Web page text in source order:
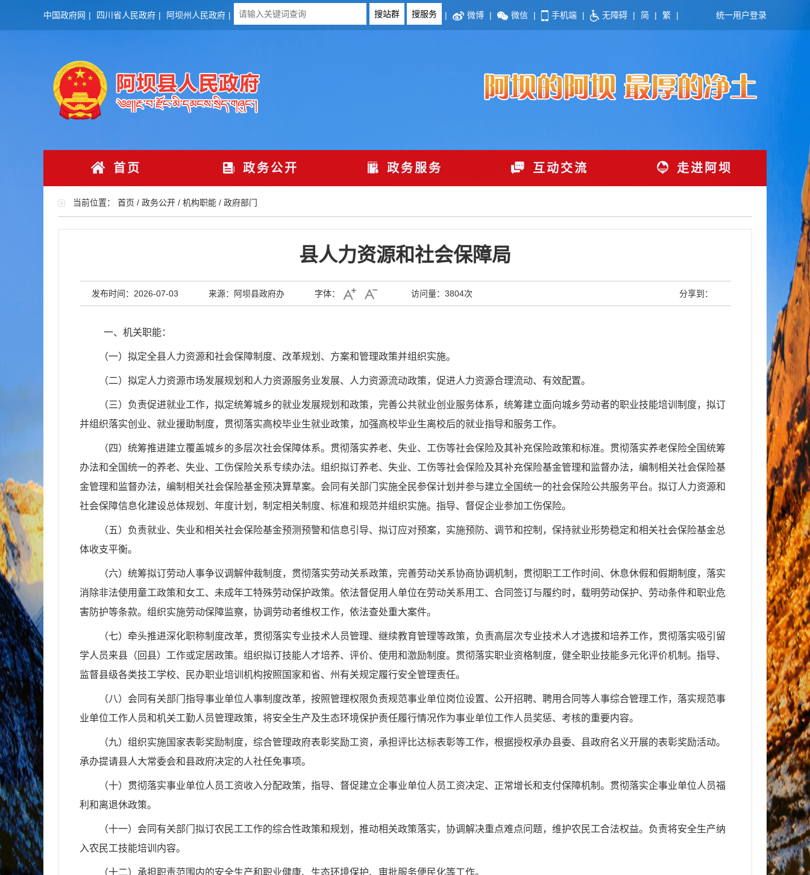
中国政府网 | 四川省人民政府 | 阿坝州人民政府 | | 微博 | 微信 | 手机端 | 无障碍 | 简 | 繁 | 统一用户登录
首页 政务公开 政务服务 互动交流 走进阿坝
当前位置： 首页 / 政务公开 / 机构职能 / 政府部门
县人力资源和社会保障局
发布时间：2026-07-03 来源：阿坝县政府办 字体： 访问量： 3804次 分享到：
一、 机关职能：
（一）拟定全县人力资源和社会保障制度、改革规划、方案和管理政策并组织实施。
（二）拟定人力资源市场发展规划和人力资源服务业发展、人力资源流动政策，促进人力资源合理流动、有效配置。
（三）负责促进就业工作，拟定统筹城乡的就业发展规划和政策，完善公共就业创业服务体系，统筹建立面向城乡劳动者的职业技能培训制度，拟订
并组织落实创业、就业援助制度，贯彻落实高校毕业生就业政策，加强高校毕业生离校后的就业指导和服务工作。
（四）统筹推进建立覆盖城乡的多层次社会保障体系。贯彻落实养老、失业、工伤等社会保险及其补充保险政策和标准。贯彻落实养老保险全国统筹
办法和全国统一的养老、失业、工伤保险关系专续办法。组织拟订养老、失业、工伤等社会保险及其补充保险基金管理和监督办法，编制相关社会保险基
金管理和监督办法，编制相关社会保险基金预决算草案。会同有关部门实施全民参保计划并参与建立全国统一的社会保险公共服务平台。拟订人力资源和
社会保障信息化建设总体规划、年度计划，制定相关制度、标准和规范并组织实施。指导、督促企业参加工伤保险。
（五）负责就业、失业和相关社会保险基金预测预警和信息引导、拟订应对预案，实施预防、调节和控制，保持就业形势稳定和相关社会保险基金总
体收支平衡。
（六）统筹拟订劳动人事争议调解仲裁制度，贯彻落实劳动关系政策，完善劳动关系协商协调机制，贯彻职工工作时间、休息休假和假期制度，落实
消除非法使用童工政策和女工、未成年工特殊劳动保护政策。依法督促用人单位在劳动关系用工、合同签订与履约时，载明劳动保护、劳动条件和职业危
害防护等条款。组织实施劳动保障监察，协调劳动者维权工作，依法查处重大案件。
（七）牵头推进深化职称制度改革，贯彻落实专业技术人员管理、继续教育管理等政策，负责高层次专业技术人才选拔和培养工作，贯彻落实吸引留
学人员来县（回县）工作或定居政策。组织拟订技能人才培养、评价、使用和激励制度。贯彻落实职业资格制度，健全职业技能多元化评价机制。指导、
监督县级各类技工学校、民办职业培训机构按照国家和省、州有关规定履行安全管理责任。
（八）会同有关部门指导事业单位人事制度改革，按照管理权限负责规范事业单位岗位设置、公开招聘、聘用合同等人事综合管理工作，落实规范事
业单位工作人员和机关工勤人员管理政策，将安全生产及生态环境保护责任履行情况作为事业单位工作人员奖惩、考核的重要内容。
（九）组织实施国家表彰奖励制度，综合管理政府表彰奖励工资，承担评比达标表彰等工作，根据授权承办县委、县政府名义开展的表彰奖励活动。
承办提请县人大常委会和县政府决定的人社任免事项。
（十）贯彻落实事业单位人员工资收入分配政策，指导、督促建立企事业单位人员工资决定、正常增长和支付保障机制。贯彻落实企事业单位人员福
利和离退休政策。
（十一）会同有关部门拟订农民工工作的综合性政策和规划，推动相关政策落实，协调解决重点难点问题，维护农民工合法权益。负责将安全生产纳
入农民工技能培训内容。
（十二）承担职责范围内的安全生产和职业健康、生态环境保护、审批服务便民化等工作。